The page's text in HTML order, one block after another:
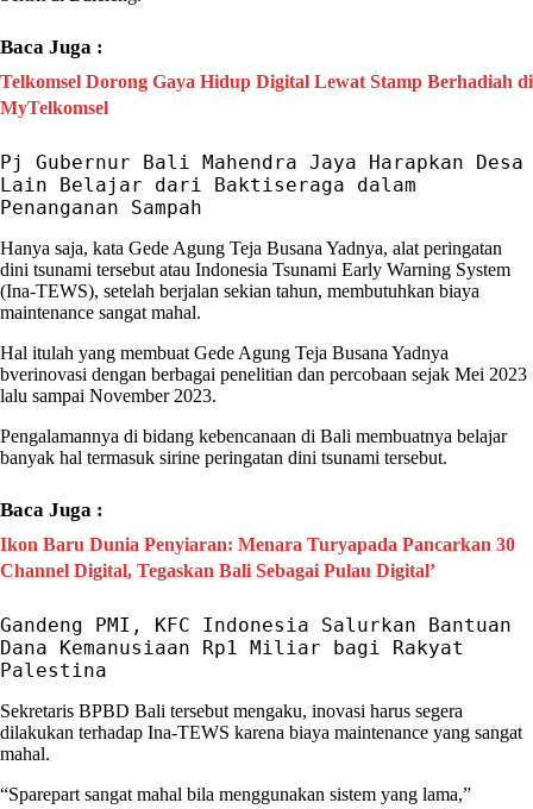
Baca Juga :
Telkomsel Dorong Gaya Hidup Digital Lewat Stamp Berhadiah di
MyTelkomsel
Pj Gubernur Bali Mahendra Jaya Harapkan Desa
Lain Belajar dari Baktiseraga dalam
Penanganan Sampah
Hanya saja, kata Gede Agung Teja Busana Yadnya, alat peringatan
dini tsunami tersebut atau Indonesia Tsunami Early Warning System
(Ina-TEWS), setelah berjalan sekian tahun, membutuhkan biaya
maintenance sangat mahal.
Hal itulah yang membuat Gede Agung Teja Busana Yadnya
bverinovasi dengan berbagai penelitian dan percobaan sejak Mei 2023
lalu sampai November 2023.
Pengalamannya di bidang kebencanaan di Bali membuatnya belajar
banyak hal termasuk sirine peringatan dini tsunami tersebut.
Baca Juga :
Ikon Baru Dunia Penyiaran: Menara Turyapada Pancarkan 30
Channel Digital, Tegaskan Bali Sebagai Pulau Digital’
Gandeng PMI, KFC Indonesia Salurkan Bantuan
Dana Kemanusiaan Rp1 Miliar bagi Rakyat
Palestina
Sekretaris BPBD Bali tersebut mengaku, inovasi harus segera
dilakukan terhadap Ina-TEWS karena biaya maintenance yang sangat
mahal.
“Sparepart sangat mahal bila menggunakan sistem yang lama,”